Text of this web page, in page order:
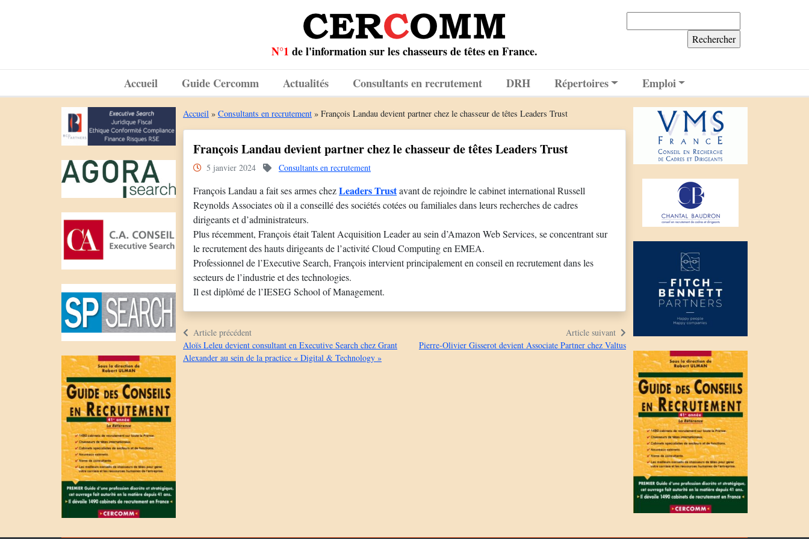
N°1 de l'information sur les chasseurs de têtes en France.
Accueil Guide Cercomm Actualités Consultants en recrutement DRH Répertoires Emploi
Accueil » Consultants en recrutement » François Landau devient partner chez le chasseur de têtes Leaders Trust
François Landau devient partner chez le chasseur de têtes Leaders Trust
5 janvier 2024 Consultants en recrutement
François Landau a fait ses armes chezLeaders Trustavant de rejoindre le cabinet international Russell
Reynolds Associates où il a conseillé des sociétés cotées ou familiales dans leurs recherches de cadres
dirigeants et d’administrateurs.
Plus récemment, François était Talent Acquisition Leader au sein d’Amazon Web Services, se concentrant sur
le recrutement des hauts dirigeants de l’activité Cloud Computing en EMEA.
Professionnel de l’Executive Search, François intervient principalement en conseil en recrutement dans les
secteurs de l’industrie et des technologies.
Il est diplômé de l’IESEG School of Management.
Article précédent
Aloïs Leleu devient consultant en Executive Search chez Grant
Alexander au sein de la practice « Digital & Technology »
Article suivant
Pierre-Olivier Gisserot devient Associate Partner chez Valtus